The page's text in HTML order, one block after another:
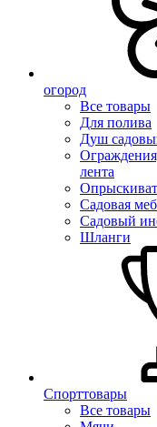
огород
Все товары
Для полива
Душ
лента
Садовая
Садовый
Шланги
Спорттовары
Все товары